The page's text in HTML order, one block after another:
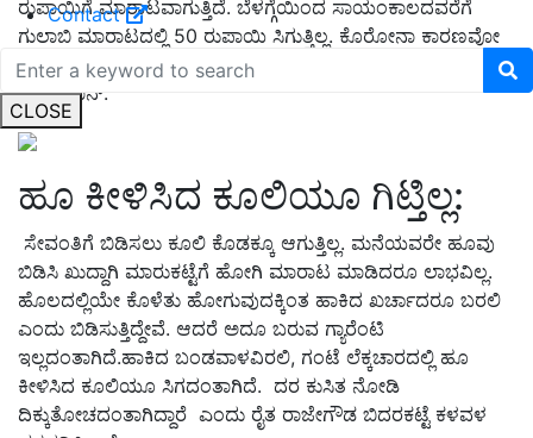
Contact
CLOSE
ರುಪಾಯಿಗೆ ಮಾರಾಟವಾಗುತ್ತಿದೆ. ಬೆಳಗ್ಗೆಯಿಂದ ಸಾಯಂಕಾಲದವರೆಗೆ
ಗುಲಾಬಿ ಮಾರಾಟದಲ್ಲಿ 50 ರುಪಾಯಿ ಸಿಗುತ್ತಿಲ್ಲ. ಕೊರೋನಾ ಕಾರಣವೋ
ಅಥವಾ ಇನ್ನೇನೋ ಆ ದೇವರೇ ಬಲ್ಲ ಎನ್ನುತ್ತಾರೆ ವ್ಯಾಪಾರಿ ಮಹ್ಮದ್
ಸುಲೇಮಾನ್.
ಹೂ ಕೀಳಿಸಿದ ಕೂಲಿಯೂ ಗಿಟ್ತಿಲ್ಲ:
ಸೇವಂತಿಗೆ ಬಿಡಿಸಲು ಕೂಲಿ ಕೊಡಕ್ಕೂ ಆಗುತ್ತಿಲ್ಲ. ಮನೆಯವರೇ ಹೂವು
ಬಿಡಿಸಿ ಖುದ್ದಾಗಿ ಮಾರುಕಟ್ಟೆಗೆ ಹೋಗಿ ಮಾರಾಟ ಮಾಡಿದರೂ ಲಾಭವಿಲ್ಲ.
ಹೊಲದಲ್ಲಿಯೇ ಕೊಳೆತು ಹೋಗುವುದಕ್ಕಿಂತ ಹಾಕಿದ ಖರ್ಚಾದರೂ ಬರಲಿ
ಎಂದು ಬಿಡಿಸುತ್ತಿದ್ದೇವೆ. ಆದರೆ ಅದೂ ಬರುವ ಗ್ಯಾರೆಂಟಿ
ಇಲ್ಲದಂತಾಗಿದೆ.ಹಾಕಿದ ಬಂಡವಾಳವಿರಲಿ, ಗಂಟೆ ಲೆಕ್ಕಚಾರದಲ್ಲಿ ಹೂ
ಕೀಳಿಸಿದ ಕೂಲಿಯೂ ಸಿಗದಂತಾಗಿದೆ. ದರ ಕುಸಿತ ನೋಡಿ
ದಿಕ್ಕುತೋಚದಂತಾಗಿದ್ದಾರೆ ಎಂದು ರೈತ ರಾಜೇಗೌಡ ಬಿದರಕಟ್ಟೆ ಕಳವಳ